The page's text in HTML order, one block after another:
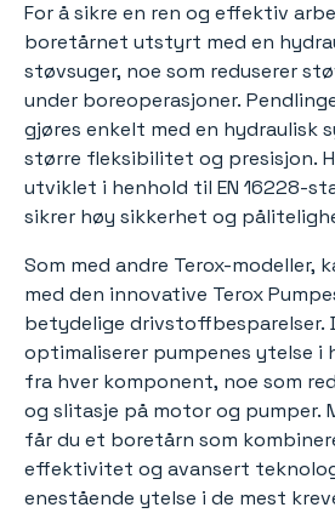
For å sikre en ren og effektiv
boretårnet utstyrt med en
støvsuger, noe som reduserer
under boreoperasjoner.
gjøres enkelt med en hydraulisk
større fleksibilitet og presisjon.
utviklet i henhold til EN 16228-
sikrer høy sikkerhet og
Som med andre Terox-modeller,
med den innovative Terox
betydelige drivstoffbesparelser.
optimaliserer pumpenes ytelse i
fra hver komponent, noe som
og slitasje på motor og pumper.
får du et boretårn som
effektivitet og avansert
enestående ytelse i de mest